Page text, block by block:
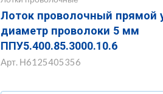
Лоток проволочный прямой
диаметр проволоки 5 мм
ППУ5.400.85.3000.10.6
Арт. Н6125405356